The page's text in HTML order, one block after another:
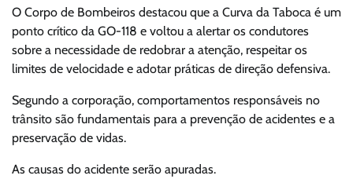
O Corpo de Bombeiros destacou que a Curva da Taboca é um
ponto crítico da GO-118 e voltou a alertar os condutores
sobre a necessidade de redobrar a atenção, respeitar os
limites de velocidade e adotar práticas de direção defensiva.
Segundo a corporação, comportamentos responsáveis no
trânsito são fundamentais para a prevenção de acidentes e a
preservação de vidas.
As causas do acidente serão apuradas.